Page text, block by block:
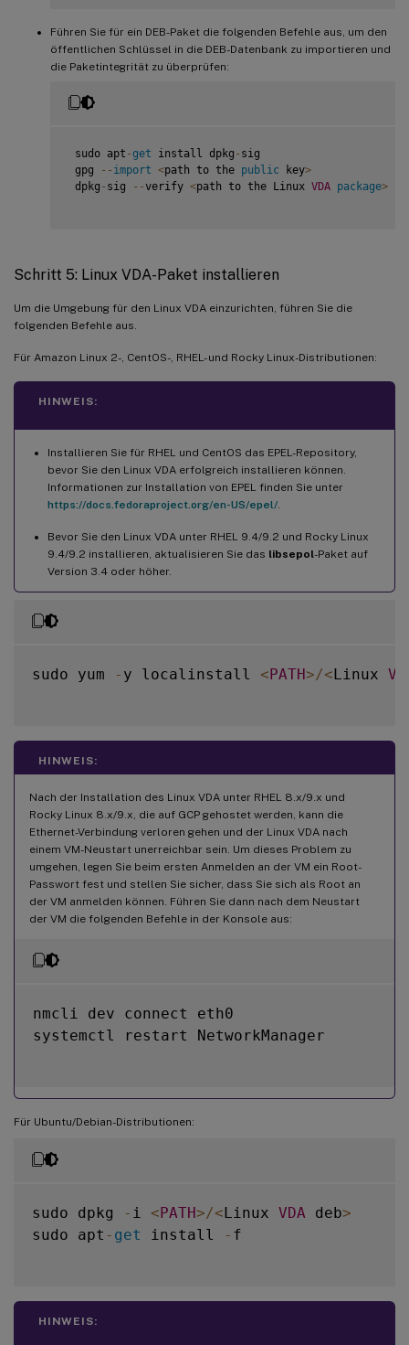
Führen Sie für ein DEB-Paket die folgenden Befehle aus, um den
öffentlichen Schlüssel in die DEB-Datenbank zu importieren und
die Paketintegrität zu überprüfen:
sudo apt -get install dpkg - sig
gpg
-- import <path to the public key>
dpkg - sig --verify <path to the Linux VDA package>
Schritt 5: Linux VDA-Paket installieren
Um die Umgebung für den Linux VDA einzurichten, führen Sie die
folgenden Befehle aus.
Für Amazon Linux 2-, CentOS-, RHEL- und Rocky Linux-Distributionen:
HINWEIS:
Installieren Sie für RHEL und CentOS das EPEL-Repository,
bevor Sie den Linux VDA erfolgreich installieren können.
Informationen zur Installation von EPEL finden Sie unter
https://docs.fedoraproject.org/en-US/epel/
Bevor Sie den Linux VDA unter RHEL 9.4/9.2 und Rocky Linux
9.4/9.2 installieren, aktualisieren Sie das libsepol-Paket auf
Version 3.4 oder höher.
sudo yum - y localinstall <PATH>/<Linux
HINWEIS:
Nach der Installation des Linux VDA unter RHEL 8.x/9.x und
Rocky Linux 8.x/9.x, die auf GCP gehostet werden, kann die
Ethernet-Verbindung verloren gehen und der Linux VDA nach
einem VM-Neustart unerreichbar sein. Um dieses Problem zu
umgehen, legen Sie beim ersten Anmelden an der VM ein Root-
Passwort fest und stellen Sie sicher, dass Sie sich als Root an
der VM anmelden können. Führen Sie dann nach dem Neustart
der VM die folgenden Befehle in der Konsole aus:
nmcli dev connect eth0
systemctl restart NetworkManager
Für Ubuntu/Debian-Distributionen:
sudo dpkg - i <PATH>/<Linux VDA deb>
sudo apt - get install - f
HINWEIS: